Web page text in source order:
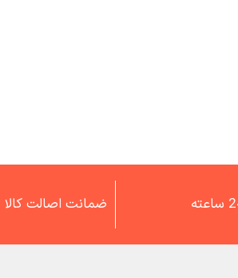
ضمانت اصالت کالا